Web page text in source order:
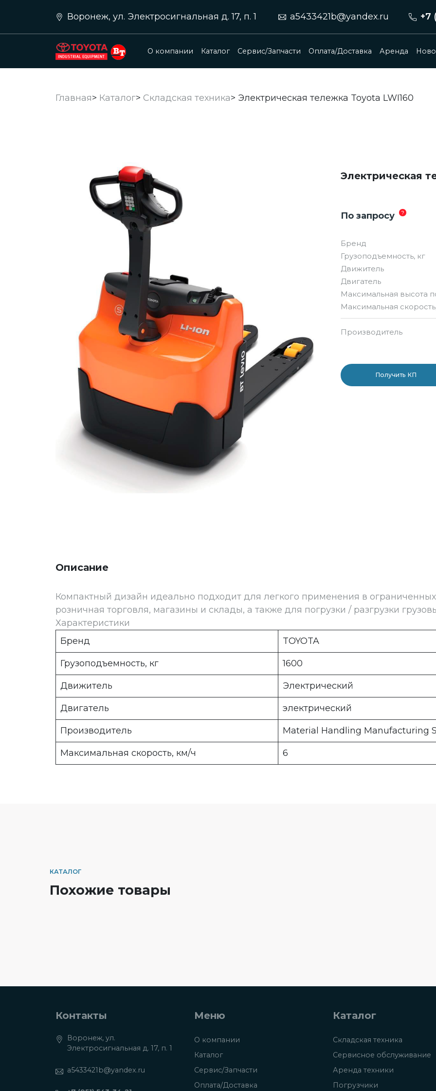
Воронеж, ул. Электросигнальная д. 17, п. 1 a5433421b@yandex.ru +7
О компании Каталог Сервис/Запчасти Оплата/Доставка Аренда
Главная> Каталог> Складская техника> Электрическая тележка Toyota LWI160
Электрическая
По запросу ?
Бренд
Грузоподъемность, кг
Движитель
Двигатель
Максимальная высота
Максимальная
Производитель
Получить КП
Описание
Компактный дизайн идеально подходит для легкого применения в ограниченных
розничная торговля, магазины и склады, а также для погрузки / разгрузки
Характеристики
Бренд
TOYOTA
Грузоподъемность, кг 1600
Движитель Электрический
Двигатель электрический
Производитель Material Handling Manufacturing
Максимальная скорость, км/ч 6
КАТАЛОГ
Похожие товары
Контакты
Воронеж, ул.
Электросигнальная д. 17, п. 1
a5433421b@yandex.ru
Меню
О компании
Каталог
Сервис/Запчасти
Оплата/Доставка
Каталог
Складская техника
Сервисное обслуживание
Аренда техники
Погрузчики